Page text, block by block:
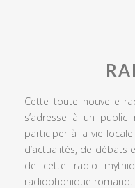
Cette toute nouvelle
s’adresse à un public
participer à la vie
d’actualités, de débats
de cette radio
radiophonique romand.